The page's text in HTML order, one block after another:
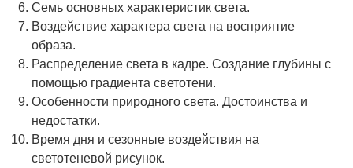
Семь основных характеристик света.
Воздействие характера света на восприятие
образа.
Распределение света в кадре. Создание глубины с
помощью градиента светотени.
Особенности природного света. Достоинства и
недостатки.
Время дня и сезонные воздействия на
светотеневой рисунок.